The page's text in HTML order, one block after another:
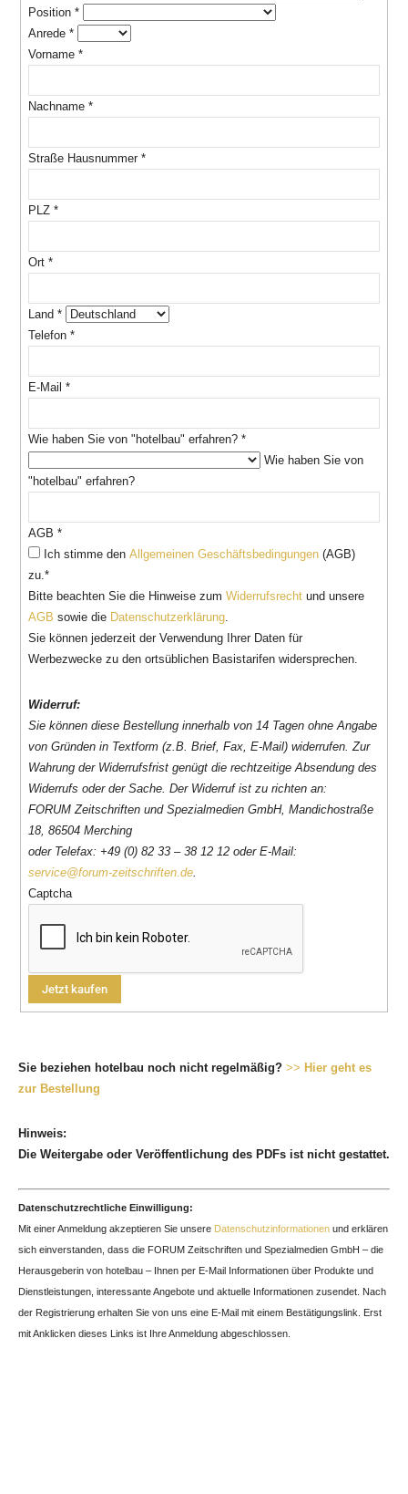
Position*
Anrede*
Vorname*
Nachname*
Straße Hausnummer*
PLZ*
Ort*
Land*
Telefon*
E-Mail*
Wie haben Sie von "hotelbau" erfahren?*
Wie haben Sie von
"hotelbau" erfahren?
AGB*
Ich stimme denAllgemeinen Geschäftsbedingungen (AGB)
zu.*
Bitte beachten Sie die Hinweise zumWiderrufsrecht und unsere
AGB sowie die Datenschutzerklärung
Sie können jederzeit der Verwendung Ihrer Daten für
Werbezwecke zu den ortsüblichen Basistarifen widersprechen.
Widerruf:
Sie können diese Bestellung innerhalb von 14 Tagen ohne Angabe
von Gründen in Textform (z.B. Brief, Fax, E-Mail) widerrufen. Zur
Wahrung der Widerrufsfrist genügt die rechtzeitige Absendung des
Widerrufs oder der Sache. Der Widerruf ist zu richten an:
FORUM Zeitschriften und Spezialmedien GmbH, Mandichostraße
18, 86504 Merching
oder Telefax: +49 (0) 82 33 – 38 12 12 oder E-Mail:
service@forum-zeitschriften.de
Captcha
Sie beziehen hotelbau noch nicht regelmäßig? >> Hier geht es
zur Bestellung
Hinweis:
Die Weitergabe oder Veröffentlichung des PDFs ist nicht gestattet.
Datenschutzrechtliche Einwilligung:
Mit einer Anmeldung akzeptieren Sie unsere Datenschutzinformationen und erklären
sich einverstanden, dass die FORUM Zeitschriften und Spezialmedien GmbH – die
Herausgeberin von hotelbau – Ihnen per E-Mail Informationen über Produkte und
Dienstleistungen, interessante Angebote und aktuelle Informationen zusendet. Nach
der Registrierung erhalten Sie von uns eine E-Mail mit einem Bestätigungslink. Erst
mit Anklicken dieses Links ist Ihre Anmeldung abgeschlossen.